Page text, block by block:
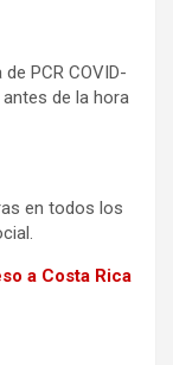
PCR COVID-
de la hora
en todos los
a Costa Rica